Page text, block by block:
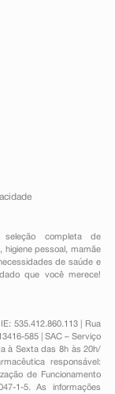
completa de
, higiene pessoal ,mamãe
de saúde e
que você merece!
535.412.860.113 | Rua
585 | SAC – Serviço
à Sexta das 8h às 20h/
responsável:
de Funcionamento
1-5. As informações